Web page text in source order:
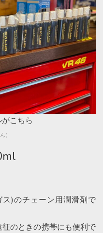
こちら
）
)のチェーン用潤滑剤で
のときの携帯にも便利で